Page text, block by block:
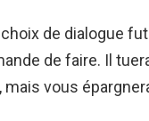
de dialogue
de faire. Il
mais vous